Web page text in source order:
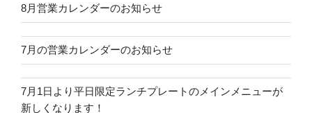
8月営業カレンダーのお知らせ
7月の営業カレンダーのお知らせ
7月1日より平日限定ランチプレートのメインメニューが
新しくなります！